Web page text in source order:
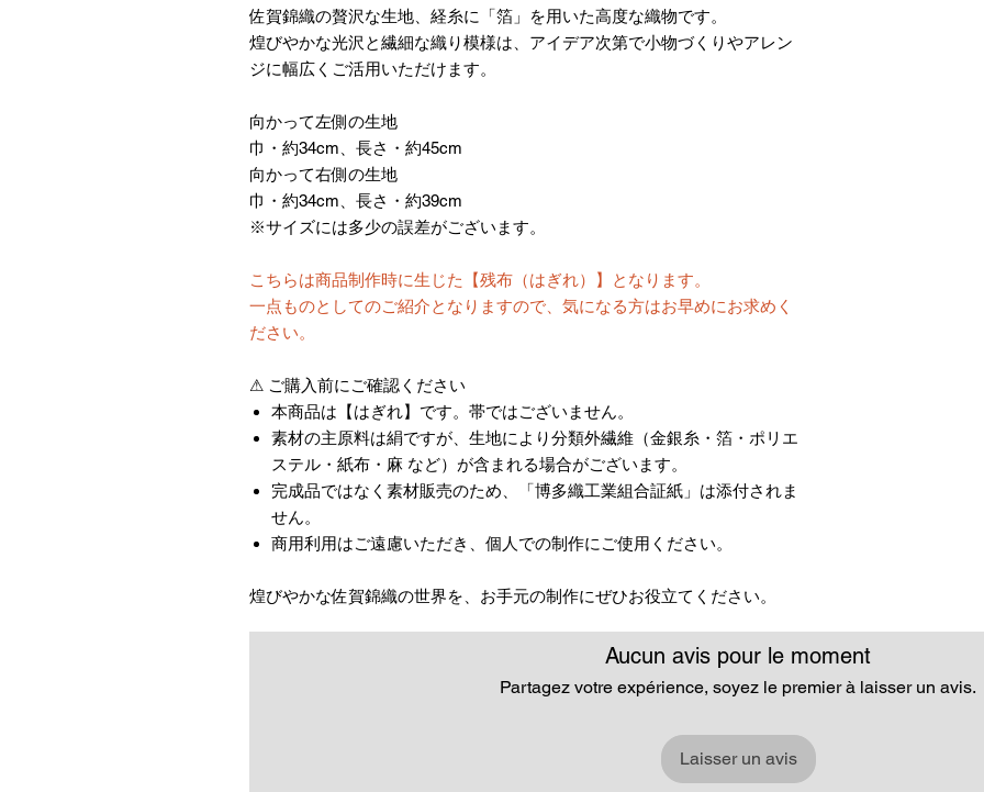
佐賀錦織の贅沢な生地、経糸に「箔」を用いた高度な織物です。
煌びやかな光沢と繊細な織り模様は、アイデア次第で小物づくりやアレン
ジに幅広くご活用いただけます。
向かって左側の生地
巾・約34cm、長さ・約45cm
向かって右側の生地
巾・約34cm、長さ・約39cm
※サイズには多少の誤差がございます。
こちらは商品制作時に生じた【残布（はぎれ）】となります。
一点ものとしてのご紹介となりますので、気になる方はお早めにお求めく
ださい。
⚠ ご購入前にご確認ください
本商品は【はぎれ】です。帯ではございません。
素材の主原料は絹ですが、生地により分類外繊維（金銀糸・箔・ポリエ
ステル・紙布・麻 など）が含まれる場合がございます。
完成品ではなく素材販売のため、「博多織工業組合証紙」は添付されま
せん。
商用利用はご遠慮いただき、個人での制作にご使用ください。
煌びやかな佐賀錦織の世界を、お手元の制作にぜひお役立てください。
Aucun avis pour le moment
Partagez votre expérience, soyez le premier à laisser un avis.
Laisser un avis